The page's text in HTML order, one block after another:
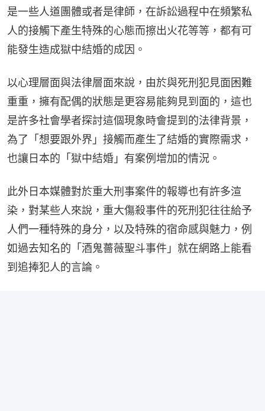
是一些人道團體或者是律師，在訴訟過程中在頻繁私
人的接觸下產生特殊的心態而擦出火花等等，都有可
能發生造成獄中結婚的成因。
以心理層面與法律層面來說，由於與死刑犯見面困難
重重，擁有配偶的狀態是更容易能夠見到面的，這也
是許多社會學者探討這個現象時會提到的法律背景，
為了「想要跟外界」接觸而產生了結婚的實際需求，
也讓日本的「獄中結婚」有案例增加的情況。
此外日本媒體對於重大刑事案件的報導也有許多渲
染，對某些人來說，重大傷殺事件的死刑犯往往給予
人們一種特殊的身分，以及特殊的宿命感與魅力，例
如過去知名的「酒鬼薔薇聖斗事件」就在網路上能看
到追捧犯人的言論。